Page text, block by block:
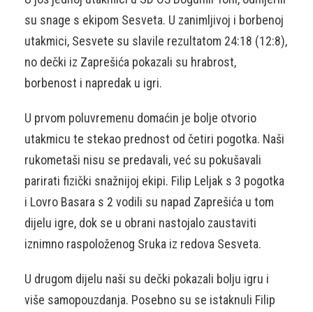
su snage s ekipom Sesveta. U zanimljivoj i borbenoj
utakmici, Sesvete su slavile rezultatom 24:18 (12:8),
no dečki iz Zaprešića pokazali su hrabrost,
borbenost i napredak u igri.
U prvom poluvremenu domaćin je bolje otvorio
utakmicu te stekao prednost od četiri pogotka. Naši
rukometaši nisu se predavali, već su pokušavali
parirati fizički snažnijoj ekipi. Filip Leljak s 3 pogotka
i Lovro Basara s 2 vodili su napad Zaprešića u tom
dijelu igre, dok se u obrani nastojalo zaustaviti
iznimno raspoloženog Sruka iz redova Sesveta.
U drugom dijelu naši su dečki pokazali bolju igru i
više samopouzdanja. Posebno su se istaknuli Filip